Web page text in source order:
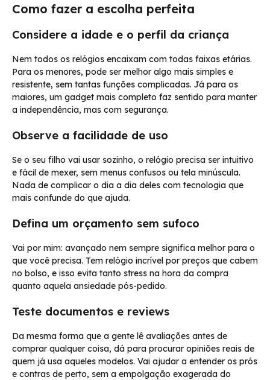
Como fazer a escolha perfeita
Considere a idade e o perfil da criança
Nem todos os relógios encaixam com todas faixas etárias.
Para os menores, pode ser melhor algo mais simples e
resistente, sem tantas funções complicadas. Já para os
maiores, um gadget mais completo faz sentido para manter
a independência, mas com segurança.
Observe a facilidade de uso
Se o seu filho vai usar sozinho, o relógio precisa ser intuitivo
e fácil de mexer, sem menus confusos ou tela minúscula.
Nada de complicar o dia a dia deles com tecnologia que
mais confunde do que ajuda.
Defina um orçamento sem sufoco
Vai por mim: avançado nem sempre significa melhor para o
que você precisa. Tem relógio incrível por preços que cabem
no bolso, e isso evita tanto stress na hora da compra
quanto aquela ansiedade pós-pedido.
Teste documentos e reviews
Da mesma forma que a gente lê avaliações antes de
comprar qualquer coisa, dá para procurar opiniões reais de
quem já usa aqueles modelos. Vai ajudar a entender os prós
e contras de perto, sem a empolgação exagerada do